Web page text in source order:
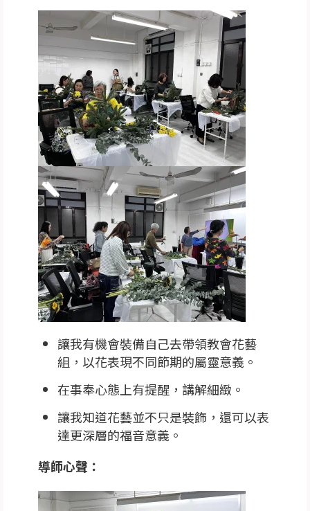
讓我有機會裝備自己去帶領教會花藝
組，以花表現不同節期的屬靈意義。
在事奉心態上有提醒，講解細緻。
讓我知道花藝並不只是裝飾，還可以表
達更深層的福音意義。
導師心聲：